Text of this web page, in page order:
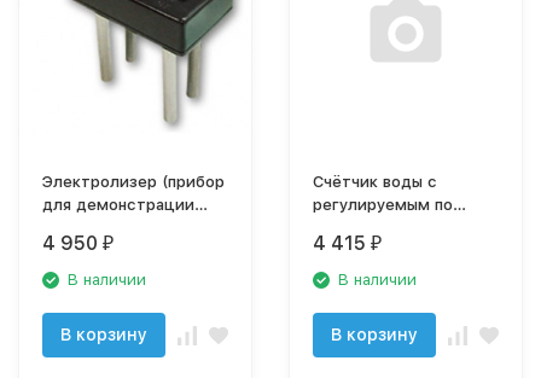
Электролизер (прибор
для демонстрации
осмоса),арт. А-Р8111
El.Precipitator
4 950 ₽
В наличии
В корзину
Счётчик воды с
регулируемым по
потока FC-3000W
4 415 ₽
В наличии
В корзину